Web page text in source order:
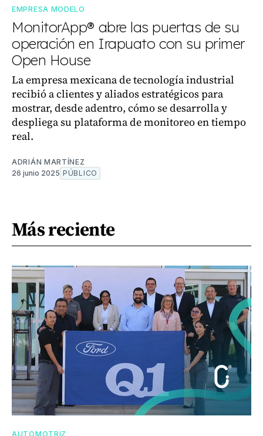
EMPRESA MODELO
MonitorApp® abre las puertas de su
operación en Irapuato con su primer
Open House
La empresa mexicana de tecnología industrial
recibió a clientes y aliados estratégicos para
mostrar, desde adentro, cómo se desarrolla y
despliega su plataforma de monitoreo en tiempo
real.
ADRIÁN MARTÍNEZ
26 junio 2025 PÚBLICO
Más reciente
AUTOMOTRIZ